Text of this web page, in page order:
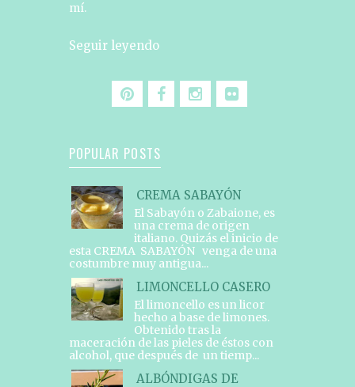
mí.
Seguir leyendo
POPULAR POSTS
CREMA SABAYÓN
El Sabayón o Zabaione, es
una crema de origen
italiano. Quizás el inicio de
esta CREMA SABAYÓN venga de una
costumbre muy antigua...
LIMONCELLO CASERO
El limoncello es un licor
hecho a base de limones.
Obtenido tras la
maceración de las pieles de éstos con
alcohol, que después de un tiemp...
ALBÓNDIGAS DE